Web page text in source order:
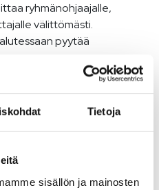
Tietoja
sisällön ja mainosten
ryhmänohjaajalle,
välittömästi.
pyytää
luvan poissaoloon